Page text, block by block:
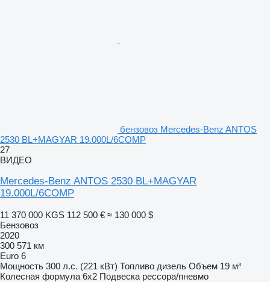
бензовоз Mercedes-Benz ANTOS
2530 BL+MAGYAR 19.000L/6COMP
27
ВИДЕО
Mercedes-Benz ANTOS 2530 BL+MAGYAR
19.000L/6COMP
11 370 000 KGS 112 500 € ≈ 130 000 $
Бензовоз
2020
300 571 км
Euro 6
Мощность 300 л.с. (221 кВт) Топливо дизель Объем 19 м³
Колесная формула 6x2 Подвеска рессора/пневмо